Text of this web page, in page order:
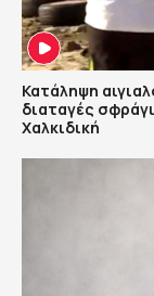
Κατάληψη
διαταγές
Χαλκιδική